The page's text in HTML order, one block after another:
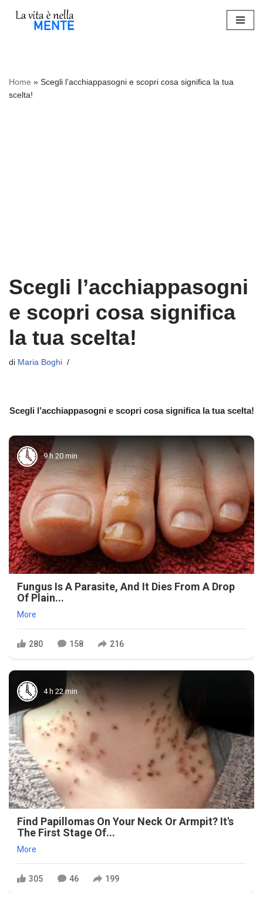
Home » Scegli l’acchiappasogni e scopri cosa significa la tua
scelta!
Scegli l’acchiappasogni
e scopri cosa significa
la tua scelta!
di Maria Boghi
Scegli l’acchiappasogni e scopri cosa significa la tua scelta!
9 h 20 min
Fungus Is A Parasite, And It Dies From A Drop
Of Plain...
More
280 158 216
4 h 22 min
Find Papillomas On Your Neck Or Armpit? It's
The First Stage Of...
More
305 46 199